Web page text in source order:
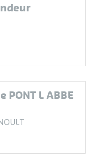
L ABBE